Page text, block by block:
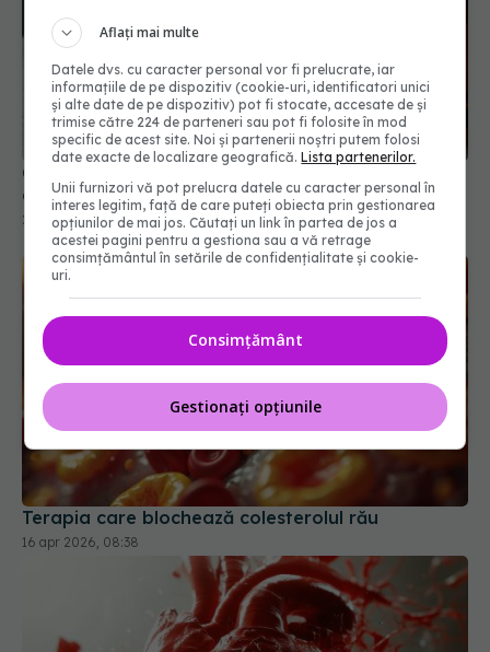
Ce nu știai despre paracetamol. Impactul asupra
creierului
22 ian 2026, 13:29
Terapia care blochează colesterolul rău
16 apr 2026, 08:38
Aflați mai multe
Datele dvs. cu caracter personal vor fi prelucrate, iar
informațiile de pe dispozitiv (cookie-uri, identificatori unici
și alte date de pe dispozitiv) pot fi stocate, accesate de și
trimise către 224 de parteneri sau pot fi folosite în mod
specific de acest site. Noi și partenerii noștri putem folosi
date exacte de localizare geografică.Lista partenerilor.
Unii furnizori vă pot prelucra datele cu caracter personal în
interes legitim, față de care puteți obiecta prin gestionarea
opțiunilor de mai jos. Căutați un link în partea de jos a
acestei pagini pentru a gestiona sau a vă retrage
consimțământul în setările de confidențialitate și cookie-
uri.
Consimțământ
Gestionați opțiunile